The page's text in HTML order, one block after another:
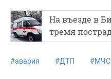
На въезде в
тремя
#авария #ДТП #МЧС